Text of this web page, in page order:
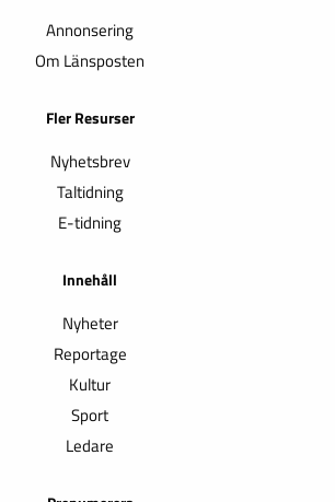
Annonsering
Om Länsposten
Fler Resurser
Nyhetsbrev
Taltidning
E-tidning
Innehåll
Nyheter
Reportage
Kultur
Sport
Ledare